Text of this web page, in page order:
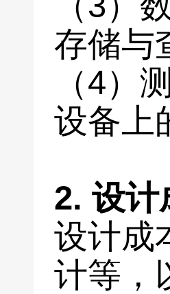
存储与
（4）
设备上
2. 设计
设计成
计等，